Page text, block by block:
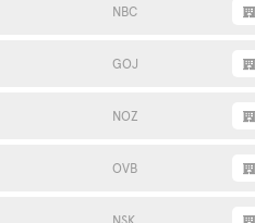
NBC
GOJ
NOZ
OVB